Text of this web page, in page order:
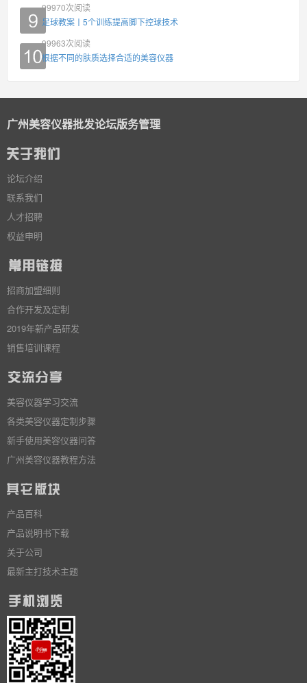
99970次阅读
足球教案丨5个训练提高脚下控球技术
99963次阅读
根据不同的肤质选择合适的美容仪器
广州美容仪器批发论坛版务管理
论坛介绍
联系我们
人才招聘
权益申明
招商加盟细则
合作开发及定制
2019年新产品研发
销售培训课程
美容仪器学习交流
各类美容仪器定制步骤
新手使用美容仪器问答
广州美容仪器教程方法
产品百科
产品说明书下载
关于公司
最新主打技术主题